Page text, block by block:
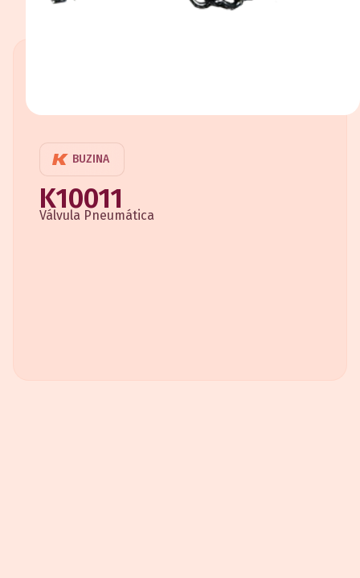
BUZINA
K10011
Válvula Pneumática